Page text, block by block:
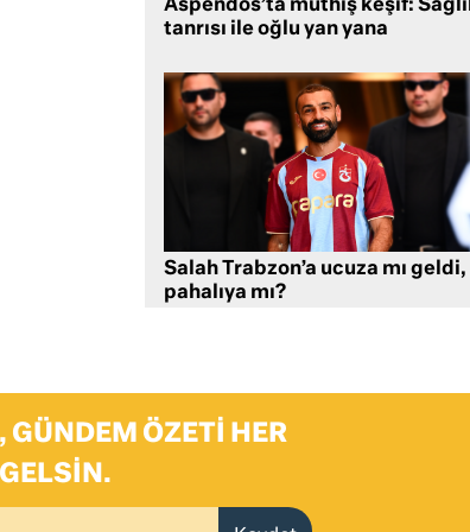
Aspendos’ta müthiş keşif:
tanrısı ile oğlu yan yana
Salah Trabzon’a ucuza mı geldi,
pahalıya mı?
GÜNDEM ÖZETI HER